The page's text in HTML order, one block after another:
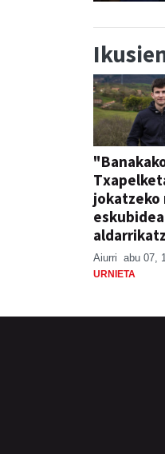
jokatzeko
eskubidea
Aiurri abu 07,
URNIETA